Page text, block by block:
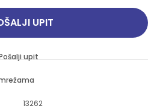
UPIT
upit
13262